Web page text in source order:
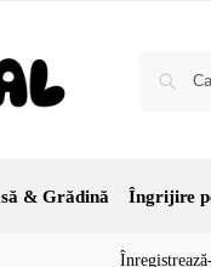
& Grădină Îngrijire